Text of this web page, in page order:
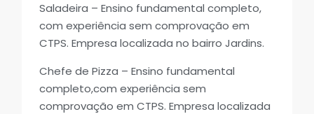
Saladeira – Ensino fundamental completo,
com experiência sem comprovação em
CTPS. Empresa localizada no bairro Jardins.
Chefe de Pizza – Ensino fundamental
completo,com experiência sem
comprovação em CTPS. Empresa localizada